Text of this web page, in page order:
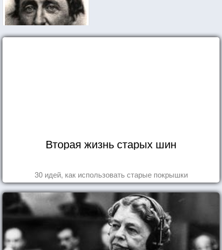
Вторая жизнь старых шин
30 идей, как использовать старые покрышки